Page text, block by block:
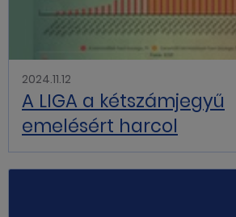
2024.11.12
A LIGA a kétszámjegyű
emelésért harcol